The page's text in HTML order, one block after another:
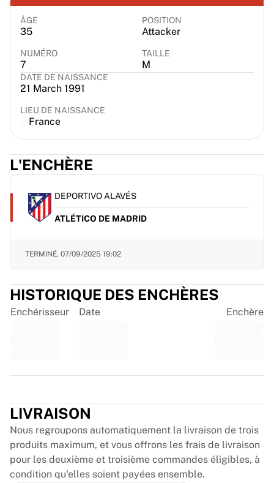
Chicago Bulls
Portland Trail Blazers
LA Clippers
Voir toute la NBA
Meilleures équipes européennes
Beşiktaş Gain
Fenerbahçe Basket-ball
Slovénie
Virtus Bologna
Guerri Napoli
Autres sports
Cyclisme
Soudal Quick Step
Netcompany INEOS
Voir tout le cyclisme
Rugby
France Rugby
Gloucester Rugby
Bath Rugby
Cricket
Delhi Capitals
West Indies
Cricket Ireland
Voir tout le cricket
Hockey sur glace
Aalborg Pirates
ÂGE
35
POSITION
Attacker
NUMÉRO
7
TAILLE
M
DATE DE NAISSANCE
21 March 1991
LIEU DE NAISSANCE
France
L'ENCHÈRE
DEPORTIVO ALAVÉS
ATLÉTICO DE MADRID
TERMINÉ, 07/09/2025 19:02
HISTORIQUE DES ENCHÈRES
Enchérisseur Date Enchère
LIVRAISON
Nous regroupons automatiquement la livraison de trois
produits maximum, et vous offrons les frais de livraison
pour les deuxième et troisième commandes éligibles, à
condition qu'elles soient payées ensemble.